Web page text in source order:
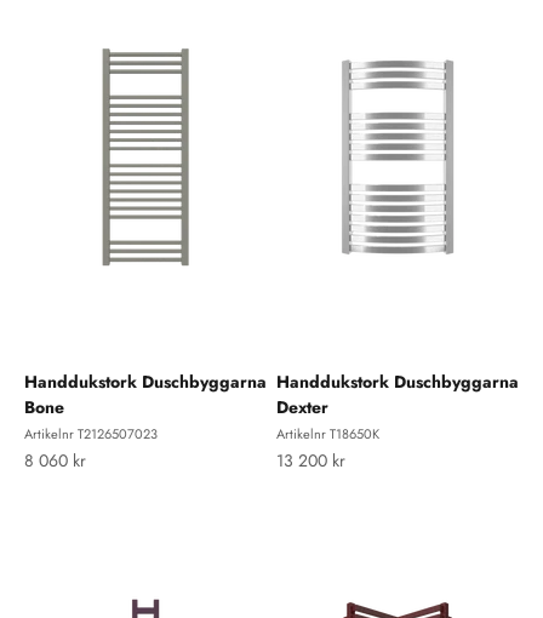
Handdukstork Duschbyggarna
Bone
Artikelnr T2126507023
REA-pris
8 060 kr
Handdukstork Duschbyggarna
Dexter
Artikelnr T18650K
REA-pris
13 200 kr